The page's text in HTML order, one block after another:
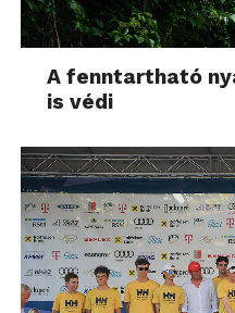
A fenntartható
is védi